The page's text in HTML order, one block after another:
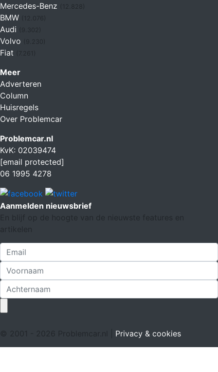
Mercedes-Benz
BMW (12.076)
Audi
Volvo
Fiat (7.261)
Meer
Adverteren
Column
Huisregels
Over Problemcar
Problemcar.nl
KvK: 02039474
[email protected]
06 1995 4278
Aanmelden nieuwsbrief
En blijf op de hoogte van de nieuwste features en
artikelen
© 2001 - 2026 Problemcar.nl | Privacy & cookies